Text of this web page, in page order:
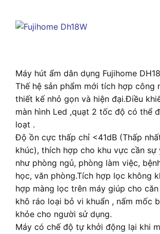
Máy hút ẩm dân dụng Fujihome
Thế hệ sản phẩm mới tích hợp công
thiết kế nhỏ gọn và hiện đại.Điều
màn hình Led ,quạt 2 tốc độ có thể
loạt .
Độ ồn cực thấp chỉ <41dB (Thấp
khúc), thích hợp cho khu vực cần sự
như phòng ngủ, phòng làm việc,
học, văn phòng.Tích hợp lọc không
hợp màng lọc trên máy giúp cho
khô ráo loại bỏ vi khuẩn , nấm mốc
khỏe cho người sử dụng.
Máy có chế độ tự khởi động lại khi